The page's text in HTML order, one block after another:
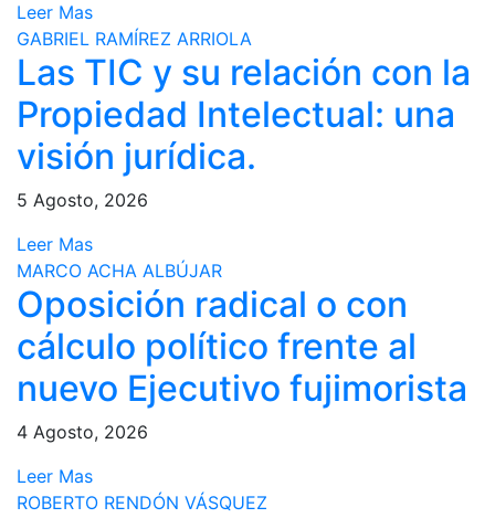
Leer Mas
GABRIEL RAMÍREZ ARRIOLA
Las TIC y su relación con la
Propiedad Intelectual: una
visión jurídica.
5 Agosto, 2026
Leer Mas
MARCO ACHA ALBÚJAR
Oposición radical o con
cálculo político frente al
nuevo Ejecutivo fujimorista
4 Agosto, 2026
Leer Mas
ROBERTO RENDÓN VÁSQUEZ